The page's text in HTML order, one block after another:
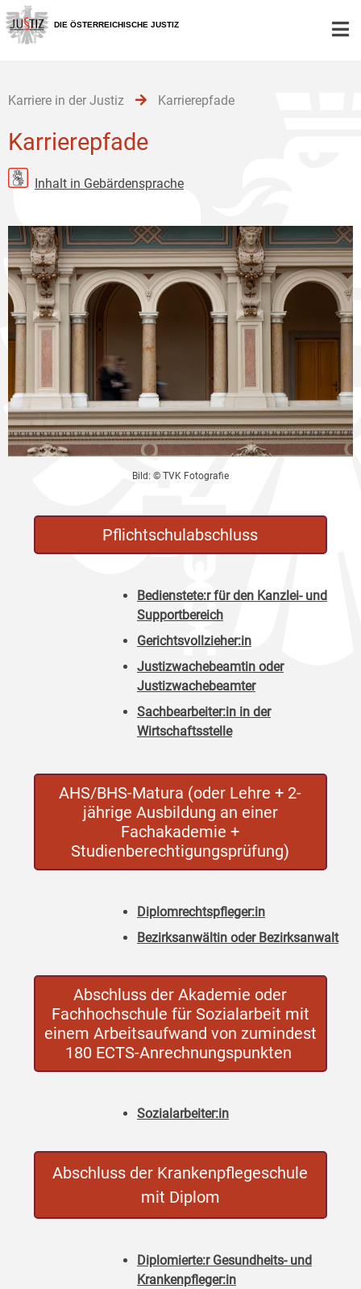
Zur
Hauptnavigation
[1]
Zum
Inhalt
[2]
Zum
Untermenü
[3]
DIE ÖSTERREICHISCHE JUSTIZ
Karriere in der Justiz Karrierepfade
Karrierepfade
Inhalt in Gebärdensprache
Bild: © TVK Fotografie
Pflichtschulabschluss
Bedienstete:r für den Kanzlei- und
Supportbereich
Gerichtsvollzieher:in
Justizwachebeamtin oder
Justizwachebeamter
Sachbearbeiter:in in der
Wirtschaftsstelle
AHS/BHS-Matura (oder Lehre + 2-
jährige Ausbildung an einer
Fachakademie +
Studienberechtigungsprüfung)
Diplomrechtspfleger:in
Bezirksanwältin oder Bezirksanwalt
Abschluss der Akademie oder
Fachhochschule für Sozialarbeit mit
einem Arbeitsaufwand von zumindest
180 ECTS-Anrechnungspunkten
Sozialarbeiter:in
Abschluss der Krankenpflegeschule
mit Diplom
Diplomierte:r Gesundheits- und
Krankenpfleger:in